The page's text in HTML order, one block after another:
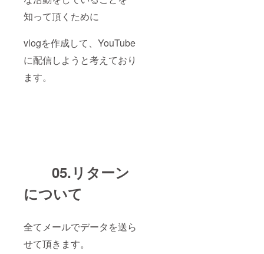
知って頂くために
vlogを作成して、YouTube
に配信しようと考えており
ます。
05.リターン
について
全てメールでデータを送ら
せて頂きます。